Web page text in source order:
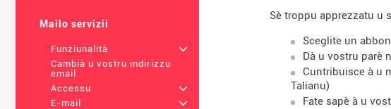
Mailo servizii
Funziunalità
+
Cambià u vostru indirizzu
email
Accessu
+
E-mail
+
Sè troppu apprezzatu u
Sceglite un
Dà u vostru parè
Cuntribuisce à u
Talianu)
Fate sapè à u